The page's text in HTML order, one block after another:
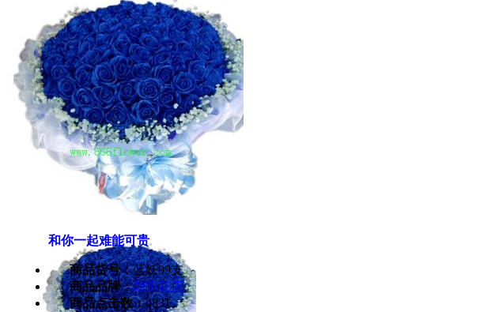
和你一起难能可贵
商品货号：蓝妖99支
商品品牌：朝阳花店
商品点击数：4831